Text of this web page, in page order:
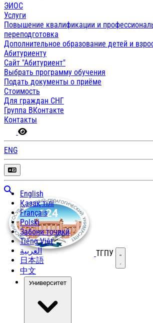
ЭИОС
Услуги
Повышение квалификации и
переподготовка
Дополнительное образование детей и
Абитуриенту
Сайт "Абитуриент"
Выбрать программу обучения
Подать документы о приёме
Стоимость
Для граждан СНГ
Группа ВКонтакте
Контакты
ENG
English
Қазақ тілі
Français
Polski
Забони тоҷикӣ
Tiếng Việt
العربية
日本語
中文
ТГПУ Открыть
Университет